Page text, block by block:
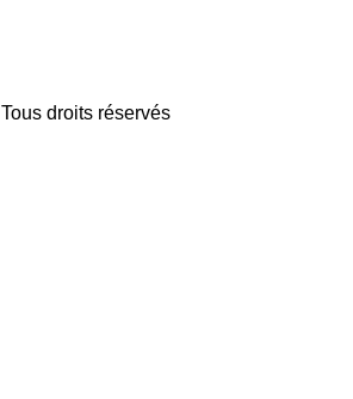
Tous droits réservés